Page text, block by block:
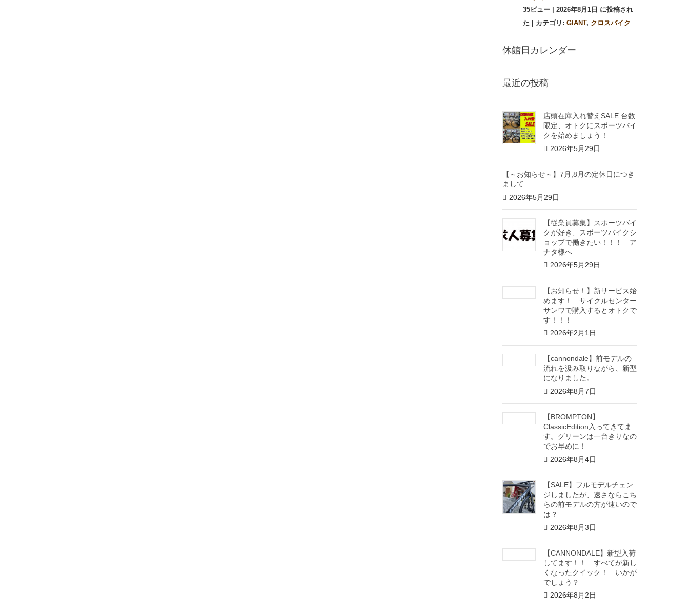
35ビュー| 2026年8月1日 に投稿され
た
カテゴリ: GIANT, クロスバイク
休館日カレンダー
最近の投稿
店頭在庫入れ替えSALE 台数
限定、オトクにスポーツバイ
クを始めましょう！
2026年5月29日
【～お知らせ～】7月,8月の定休日につき
まして
2026年5月29日
【従業員募集】スポーツバイ
クが好き、スポーツバイクシ
ョップで働きたい！！！ ア
ナタ様へ
2026年5月29日
【お知らせ！】新サービス始
めます！ サイクルセンター
サンワで購入するとオトクで
す！！！
2026年2月1日
【cannondale】前モデルの
流れを汲み取りながら、新型
になりました。
2026年8月7日
【BROMPTON】
ClassicEdition入ってきてま
す。グリーンは一台きりなの
でお早めに！
2026年8月4日
【SALE】フルモデルチェン
ジしましたが、速さならこち
らの前モデルの方が速いので
は？
2026年8月3日
【CANNONDALE】新型入荷
してます！！ すべてが新し
くなったクイック！ いかが
でしょう？
2026年8月2日